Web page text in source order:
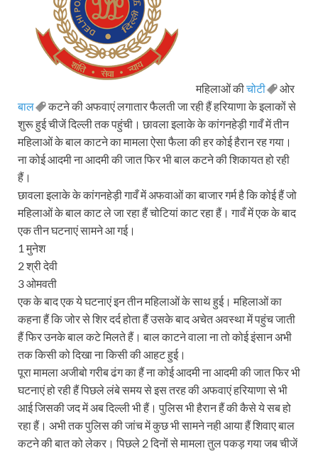
महिलाओं कीचोटी
ओर
बाल
कटने की अफवाएं लगातार फैलती जा रही हैं हरियाणा के इलाकों से
शुरू हुई चीजें दिल्ली तक पहुंची। छावला इलाके के कांगनहेड़ी गावँ में तीन
महिलाओं के बाल काटने का मामला ऐसा फैला की हर कोई हैरान रह गया।
ना कोई आदमी ना आदमी की जात फिर भी बाल कटने की शिकायत हो रही
हैं।
छावला इलाके के कांगनहेड़ी गावँ में अफवाओं का बाजार गर्म है कि कोई हैं जो
महिलाओं के बाल काट ले जा रहा हैं चोटियां काट रहा हैं। गावँ में एक के बाद
एक तीन घटनाएं सामने आ गई।
1 मुनेश
2 श्री देवी
3 ओमवती
एक के बाद एक ये घटनाएं इन तीन महिलाओं के साथ हुई। महिलाओं का
कहना हैं कि जोर से शिर दर्द होता हैं उसके बाद अचेत अवस्था में पहुंच जाती
हैं फिर उनके बाल कटे मिलते हैं। बाल काटने वाला ना तो कोई इंसान अभी
तक किसी को दिखा ना किसी की आहट हुई।
पूरा मामला अजीबो गरीब ढंग का हैं ना कोई आदमी ना आदमी की जात फिर भी
घटनाएं हो रही हैं पिछले लंबे समय से इस तरह की अफवाएं हरियाणा से भी
आई जिसकी जद में अब दिल्ली भी हैं। पुलिस भी हैरान हैं की कैसे ये सब हो
रहा हैं। अभी तक पुलिस की जांच में कुछ भी सामने नही आया हैं शिवाए बाल
कटने की बात को लेकर। पिछले 2 दिनों से मामला तुल पकड़ गया जब चीजें